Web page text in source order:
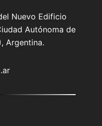
Nuevo Edificio
Autónoma de
Argentina.